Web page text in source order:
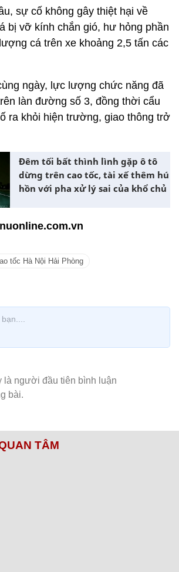
sự cố không gây thiệt hại về
bị vỡ kính chắn gió, hư hỏng phần
cá trên xe khoảng 2,5 tấn các
ngày, lực lượng chức năng đã
làn đường số 3, đồng thời cẩu
ra khỏi hiện trường, giao thông trở
Đêm tối bất thình lình gặp ô tô
dừng trên cao tốc, tài xế thêm hú
hồn với pha xử lý sai của khổ chủ
tốc Hà Nội Hải Phòng
TÂM